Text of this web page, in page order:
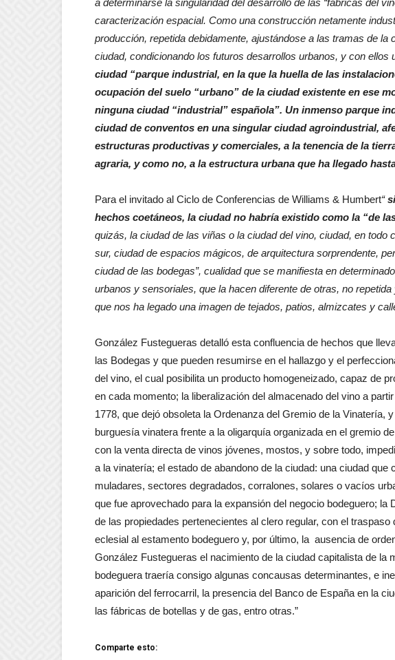
a determinarse la singularidad del desarrollo de las “fabricas del
caracterización espacial. Como una construcción netamente
producción, repetida debidamente, ajustándose a las tramas de la
ciudad, condicionando los futuros desarrollos urbanos, y con ellos
ciudad “parque industrial, en la que la huella de las
ocupación del suelo “urbano” de la ciudad existente en ese
ninguna ciudad “industrial” española”. Un inmenso parque
ciudad de conventos en una singular ciudad agroindustrial,
estructuras productivas y comerciales, a la tenencia de la
agraria, y como no, a la estructura urbana que ha llegado
Para el invitado al Ciclo de Conferencias de Williams & Humbert“
hechos coetáneos, la ciudad no habría existido como la “de
quizás, la ciudad de las viñas o la ciudad del vino, ciudad, en todo
sur, ciudad de espacios mágicos, de arquitectura sorprendente,
ciudad de las bodegas”, cualidad que se manifiesta en
urbanos y sensoriales, que la hacen diferente de otras, no
que nos ha legado una imagen de tejados, patios, almizcates y
González Fustegueras detalló esta confluencia de hechos que
las Bodegas y que pueden resumirse en el hallazgo y el
del vino, el cual posibilita un producto homogeneizado, capaz de
en cada momento; la liberalización del almacenado del vino a
1778, que dejó obsoleta la Ordenanza del Gremio de la Vinatería,
burguesía vinatera frente a la oligarquía organizada en el gremio
con la venta directa de vinos jóvenes, mostos, y sobre todo,
a la vinatería; el estado de abandono de la ciudad: una ciudad que
muladares, sectores degradados, corralones, solares o vacíos
que fue aprovechado para la expansión del negocio bodeguero; la
de las propiedades pertenecientes al clero regular, con el
eclesial al estamento bodeguero y, por último, la ausencia de
González Fustegueras el nacimiento de la ciudad capitalista de la
bodeguera traería consigo algunas concausas determinantes, e
aparición del ferrocarril, la presencia del Banco de España en la
las fábricas de botellas y de gas, entro otras.”
Comparte esto: